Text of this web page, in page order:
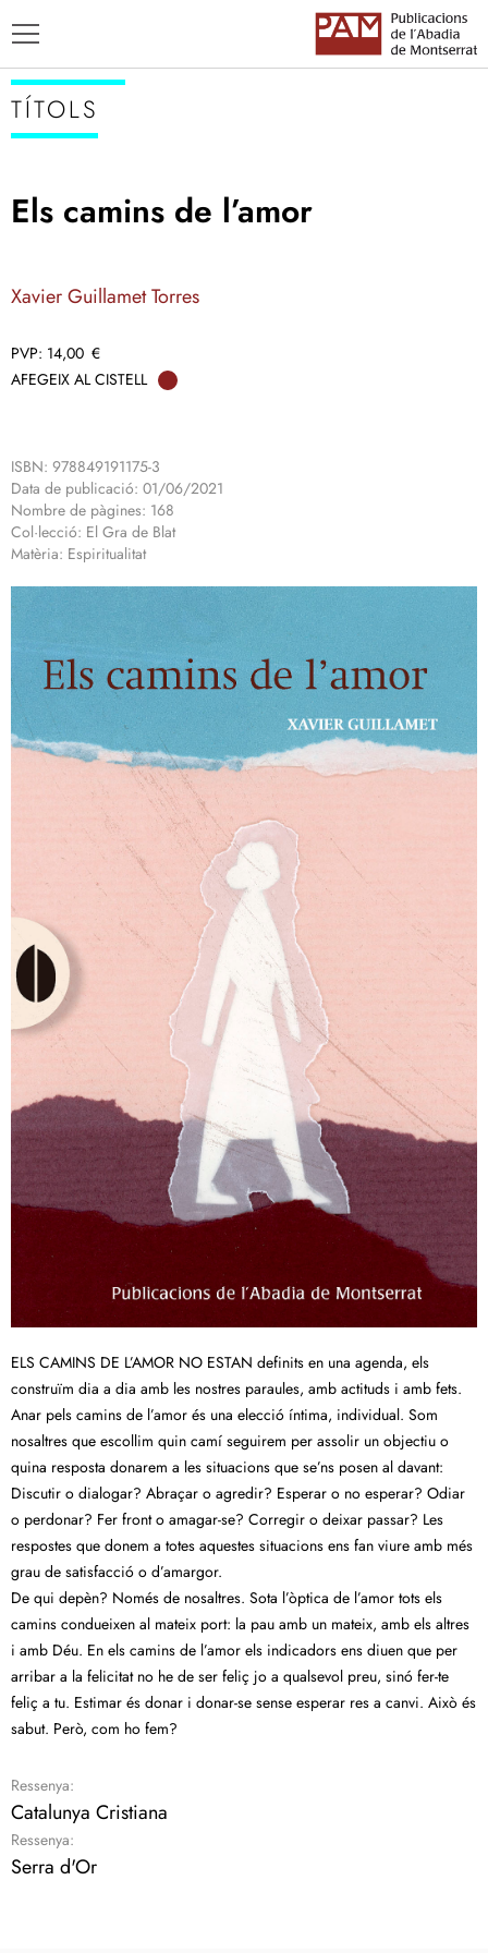
ENSENYAMENT CATALÀ
TÍTOLS
Els camins de l’amor
Xavier Guillamet Torres
14,00 €
AFEGEIX AL CISTELL
ISBN: 978849191175-3
Data de publicació: 01/06/2021
Nombre de pàgines: 168
Col·lecció: El Gra de Blat
Matèria: Espiritualitat
ELS CAMINS DE L’AMOR NO ESTAN definits en una agenda, els
construïm dia a dia amb les nostres paraules, amb actituds i amb fets.
Anar pels camins de l’amor és una elecció íntima, individual. Som
nosaltres que escollim quin camí seguirem per assolir un objectiu o
quina resposta donarem a les situacions que se’ns posen al davant:
Discutir o dialogar? Abraçar o agredir? Esperar o no esperar? Odiar
o perdonar? Fer front o amagar-se? Corregir o deixar passar? Les
respostes que donem a totes aquestes situacions ens fan viure amb més
grau de satisfacció o d’amargor.
De qui depèn? Només de nosaltres. Sota l’òptica de l’amor tots els
camins condueixen al mateix port: la pau amb un mateix, amb els altres
i amb Déu. En els camins de l’amor els indicadors ens diuen que per
arribar a la felicitat no he de ser feliç jo a qualsevol preu, sinó fer-te
feliç a tu. Estimar és donar i donar-se sense esperar res a canvi. Això és
sabut. Però, com ho fem?
Ressenya:
Catalunya Cristiana
Ressenya:
Serra d'Or